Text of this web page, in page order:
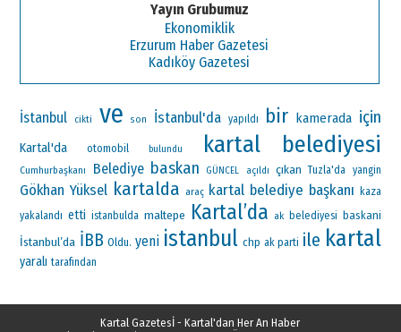
Yayın Grubumuz
Ekonomiklik
Erzurum Haber Gazetesi
Kadıköy Gazetesi
İstanbul cikti ve son İstanbul'da yapıldı bir kamerada için
Kartal'da otomobil bulundu kartal belediyesi
Cumhurbaşkanı Belediye baskan GÜNCEL açıldı çıkan Tuzla'da yangin
Gökhan Yüksel kartalda araç kartal belediye başkanı
kaza
yakalandı etti istanbulda maltepe Kartal’da ak belediyesi baskani
İstanbul’da İBB Oldu. yeni istanbul chp ak parti ile kartal
yaralı tarafından
Kartal Gazetesİ - Kartal'dan Her An Haber